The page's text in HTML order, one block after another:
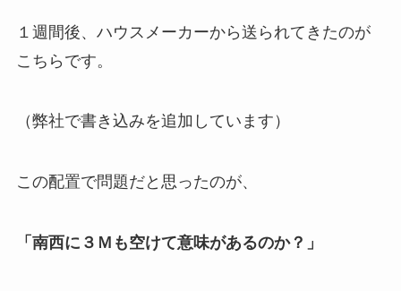
１週間後、ハウスメーカーから送られてきたのが
こちらです。
（弊社で書き込みを追加しています）
この配置で問題だと思ったのが、
「南西に３Ｍも空けて意味があるのか？」